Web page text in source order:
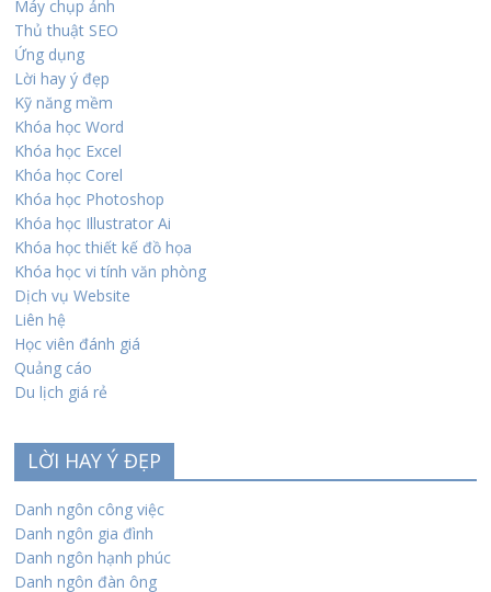
Máy chụp ảnh
Thủ thuật SEO
Ứng dụng
Lời hay ý đẹp
Kỹ năng mềm
Khóa học Word
Khóa học Excel
Khóa học Corel
Khóa học Photoshop
Khóa học Illustrator Ai
Khóa học thiết kế đồ họa
Khóa học vi tính văn phòng
Dịch vụ Website
Liên hệ
Học viên đánh giá
Quảng cáo
Du lịch giá rẻ
LỜI HAY Ý ĐẸP
Danh ngôn công việc
Danh ngôn gia đình
Danh ngôn hạnh phúc
Danh ngôn đàn ông